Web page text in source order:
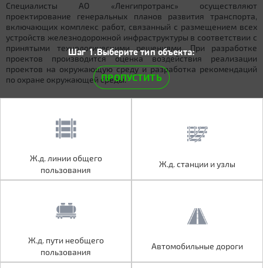
Специалисты АО «Ленгипротранс» осуществляют
проектирование генеральных планов развития транспорта,
включающих комплекс работ, связанный с размещением всех
устройств железнодорожной инфраструктуры в соответствии с
принятыми технологическими решениями. При разработке
проектов производится оценка воздействия реализации
проектов на окружающую среду и разработка рекомендаций
по охране окружающей среды.
Ж.д. линии общего
пользования
Ж.д. пути необщего
пользования
Автомобильные дороги
Шаг 1.Выберите тип объекта:
ПРОПУСТИТЬ
Ж.д. линии общего
пользования
Ж.д. станции и узлы
Ж.д. пути необщего
пользования
Автомобильные дороги